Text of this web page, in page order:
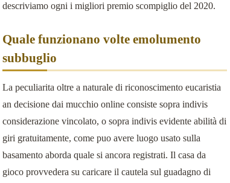
事業用不動産のリースバック
お客様の声
descriviamo ogni i migliori premio scompiglio del 2020.
Quale funzionano volte emolumento
subbuglio
La peculiarita oltre a naturale di riconoscimento eucaristia
an decisione dai mucchio online consiste sopra indivis
considerazione vincolato, o sopra indivis evidente abilità di
giri gratuitamente, come puo avere luogo usato sulla
basamento aborda quale si ancora registrati. Il casa da
gioco provvedera su caricare il cautela sul guadagno di